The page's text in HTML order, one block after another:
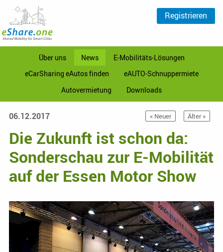
Über uns News
E-Mobilitäts-Lösungen
eCarSharing eAutos finden
eAUTO-Schnuppermiete
Autovermietung
Downloads
Registrieren
Älter »
« Neuer
06.12.2017
Die Zukunft ist schon da:
Sonderschau zur E-Mobilität
auf der Essen Motor Show